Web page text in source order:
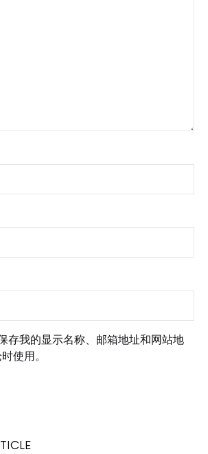
存我的显示名称、邮箱地址和网站地
使用。